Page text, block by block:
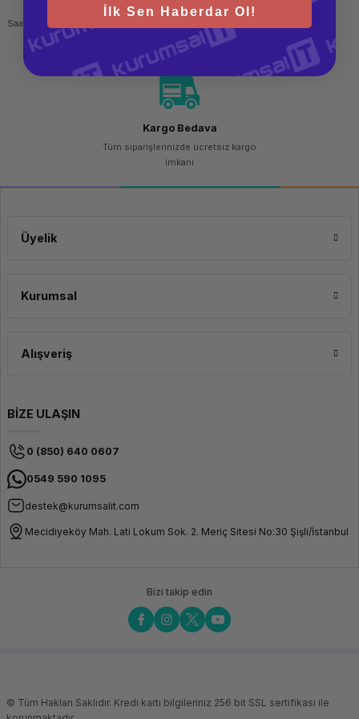
Hızlı Gönderi
Saat 15.00'a kadar yapılan siparişlerde
aynı gün kargo imkanı
Güvenli Alışveriş
256 bit SSL sertifikası
Kargo Bedava
Tüm siparişlerinizde ücretsiz kargo
imkanı
Üyelik
Kurumsal
Alışveriş
BİZE ULAŞIN
0 (850) 640 0607
0549 590 1095
destek@kurumsalit.com
Mecidiyeköy Mah. Lati Lokum Sok. 2. Meriç Sitesi No:30 Şişli/İstanbul
Bizi takip edin
© Tüm Hakları Saklıdır. Kredi kartı bilgileriniz 256 bit SSL sertifikası ile
İlk Sen Haberdar Ol!